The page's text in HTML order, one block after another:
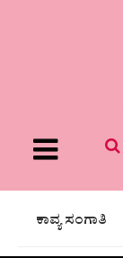
Menu
ಕಾವ್ಯ ಸಂಗಾತಿ